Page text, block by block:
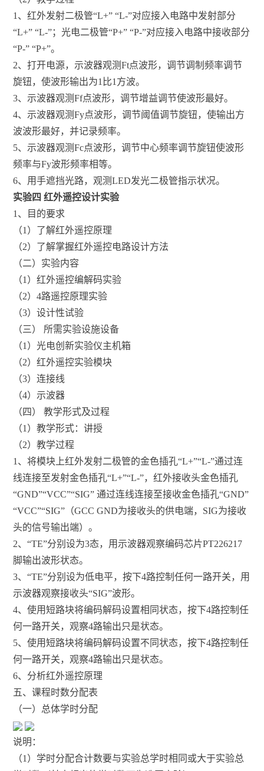
1、红外发射二极管“L+” “L-”对应接入电路中发射部分
“L+” “L-”；光电二极管“P+” “P-”对应接入电路中接收部分
“P-” “P+”。
2、打开电源，示波器观测Ft点波形，调节调制频率调节
旋钮，使波形输出为1比1方波。
3、示波器观测Ff点波形，调节增益调节使波形最好。
4、示波器观测Fy点波形，调节阈值调节旋钮，使输出方
波波形最好，并记录频率。
5、示波器观测Fc点波形，调节中心频率调节旋钮使波形
频率与Fy波形频率相等。
6、用手遮挡光路，观测LED发光二极管指示状况。
实验四 红外遥控设计实验
1、目的要求
（1）了解红外遥控原理
（2）了解掌握红外遥控电路设计方法
（二）实验内容
（1）红外遥控编解码实验
（2）4路遥控原理实验
（3）设计性试验
（三） 所需实验设施设备
（1）光电创新实验仪主机箱
（2）红外遥控实验模块
（3）连接线
（4）示波器
（四） 教学形式及过程
（1）教学形式：讲授
（2）教学过程
1、将模块上红外发射二极管的金色插孔“L+”“L-”通过连
线连接至发射金色插孔“L+”“L-”，红外接收头金色插孔
“GND”“VCC”“SIG” 通过连线连接至接收金色插孔“GND”
“VCC”“SIG”（GCC GND为接收头的供电端，SIG为接收
头的信号输出端）。
2、“TE”分别设为3态，用示波器观察编码芯片PT226217
脚输出波形状态。
3、“TE”分别设为低电平，按下4路控制任何一路开关，用
示波器观察接收头“SIG”波形。
4、使用短路块将编码解码设置相同状态，按下4路控制任
何一路开关，观察4路输出只是状态。
5、使用短路块将编码解码设置不同状态，按下4路控制任
何一路开关，观察4路输出只是状态。
6、分析红外遥控原理
五、课程时数分配表
（一）总体学时分配
说明：
（1）学时分配合计数要与实验总学时相同或大于实验总